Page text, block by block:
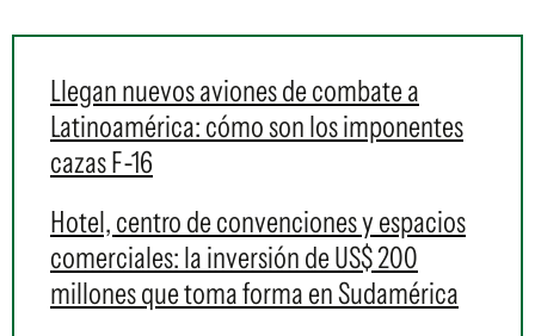
Llegan nuevos aviones de combate a
Latinoamérica: cómo son los imponentes
cazas F-16
Hotel, centro de convenciones y espacios
comerciales: la inversión de US$ 200
millones que toma forma en Sudamérica